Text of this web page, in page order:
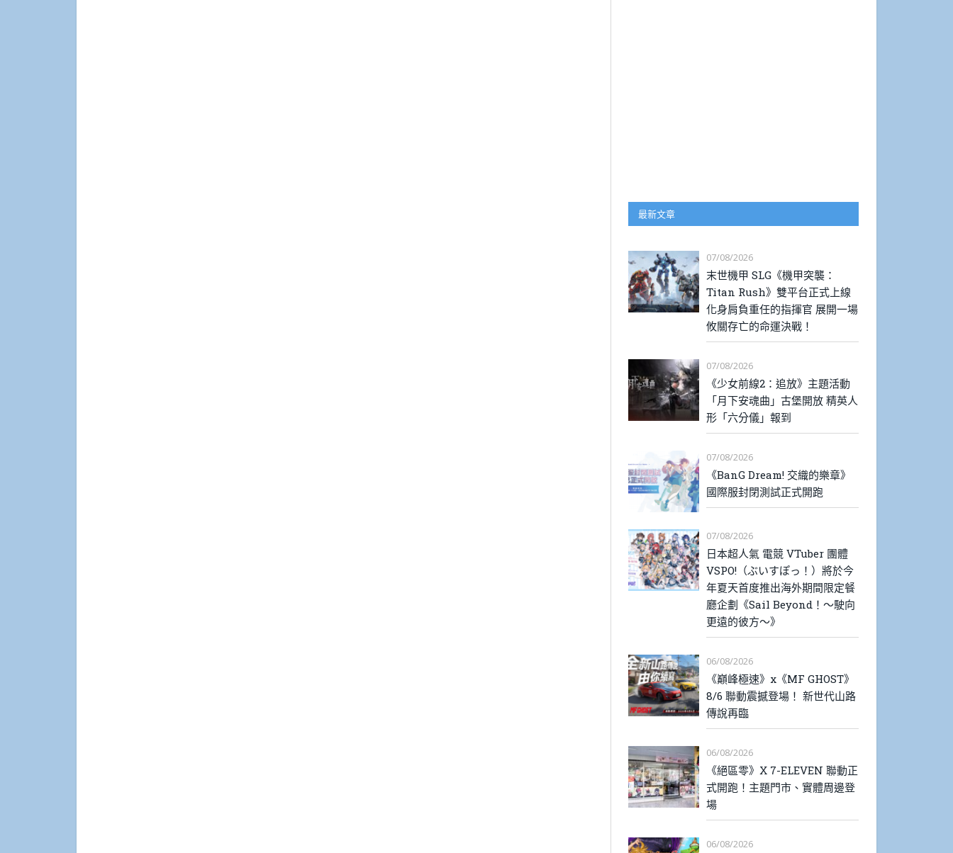
最新文章
07/08/2026
末世機甲 SLG《機甲突襲：
Titan Rush》雙平台正式上線
化身肩負重任的指揮官 展開一場
攸關存亡的命運決戰！
07/08/2026
《少女前線2：追放》主題活動
「月下安魂曲」古堡開放 精英人
形「六分儀」報到
07/08/2026
《BanG Dream! 交織的樂章》
國際服封閉測試正式開跑
07/08/2026
日本超人氣 電競 VTuber 團體
VSPO!（ぶいすぽっ！）將於今
年夏天首度推出海外期間限定餐
廳企劃《Sail Beyond！～駛向
更遠的彼方～》
06/08/2026
《巔峰極速》x《MF GHOST》
8/6 聯動震撼登場！ 新世代山路
傳說再臨
06/08/2026
《絕區零》X 7-ELEVEN 聯動正
式開跑！主題門市、實體周邊登
場
06/08/2026